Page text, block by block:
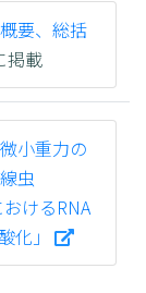
要、総括
掲載
小重力の
虫
けるRNA
化」